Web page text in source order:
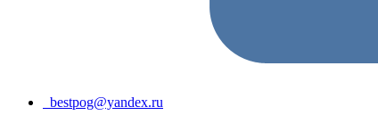
bestpog@yandex.ru